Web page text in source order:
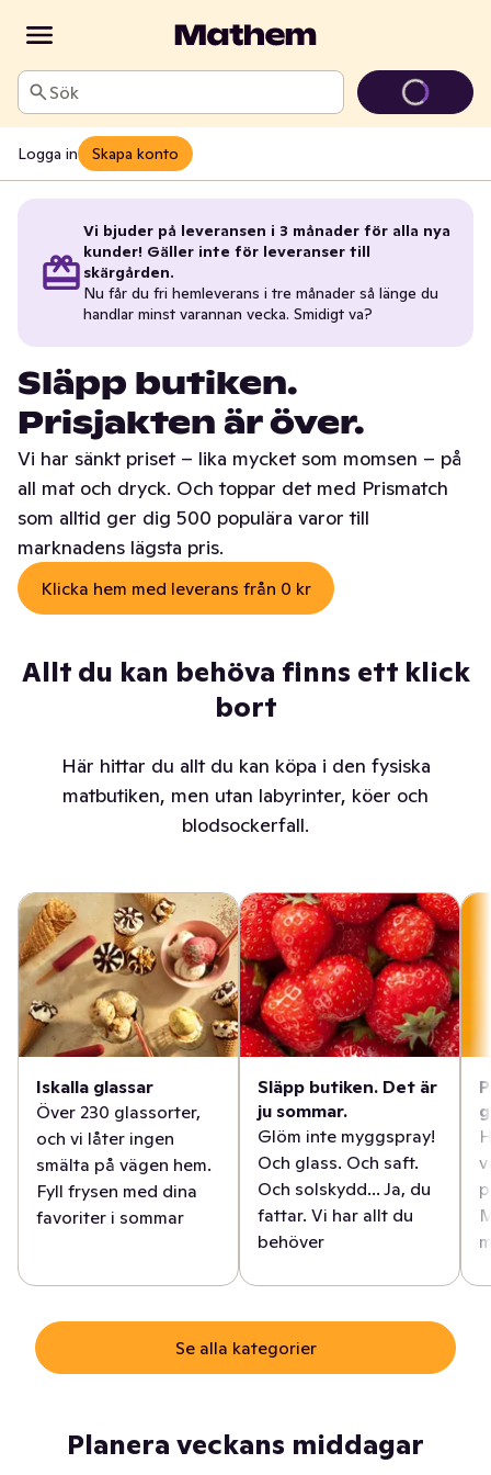
Sök
Logga in Skapa konto
Vi bjuder på leveransen i 3 månader för alla nya
kunder! Gäller inte för leveranser till
skärgården.
Nu får du fri hemleverans i tre månader så länge du
handlar minst varannan vecka. Smidigt va?
Släpp butiken.
Prisjakten är över.
Vi har sänkt priset – lika mycket som momsen – på
all mat och dryck. Och toppar det med Prismatch
som alltid ger dig 500 populära varor till
marknadens lägsta pris.
Klicka hem med leverans från 0 kr
Allt du kan behöva finns ett klick
bort
Här hittar du allt du kan köpa i den fysiska
matbutiken, men utan labyrinter, köer och
blodsockerfall.
Iskalla glassar
Över 230 glassorter,
och vi låter ingen
smälta på vägen hem.
Fyll frysen med dina
favoriter i sommar
Släpp butiken. Det är
ju sommar.
Glöm inte myggspray!
Och glass. Och saft.
Och solskydd... Ja, du
fattar. Vi har allt du
behöver
Se alla kategorier
Planera veckans middagar